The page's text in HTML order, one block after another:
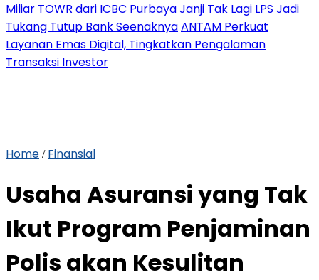
Miliar TOWR dari ICBC Purbaya Janji Tak Lagi LPS Jadi
Tukang Tutup Bank SeenaknyaANTAM Perkuat
Layanan Emas Digital, Tingkatkan Pengalaman
Transaksi Investor
Home / Finansial
Usaha Asuransi yang Tak
Ikut Program Penjaminan
Polis akan Kesulitan